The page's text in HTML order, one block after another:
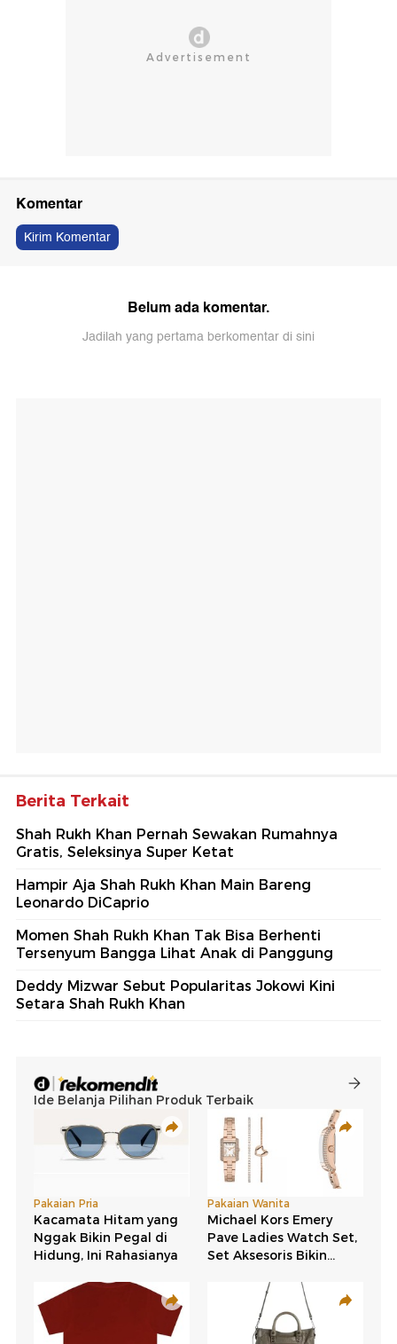
Komentar
Kirim Komentar
Belum ada komentar.
Jadilah yang pertama berkomentar di sini
Berita Terkait
Shah Rukh Khan Pernah Sewakan Rumahnya
Gratis, Seleksinya Super Ketat
Hampir Aja Shah Rukh Khan Main Bareng
Leonardo DiCaprio
Momen Shah Rukh Khan Tak Bisa Berhenti
Tersenyum Bangga Lihat Anak di Panggung
Deddy Mizwar Sebut Popularitas Jokowi Kini
Setara Shah Rukh Khan